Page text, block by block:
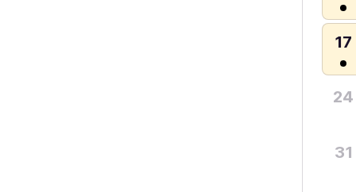
17
24
31